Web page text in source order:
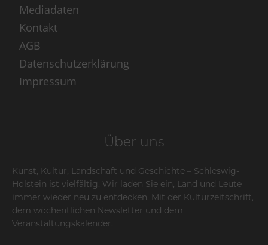
Mediadaten
Kontakt
AGB
Datenschutzerklärung
Impressum
Über uns
Kunst, Kultur, Landschaft und Geschichte – Schleswig-
Holstein ist vielfältig. Wir laden Sie ein, Land und Leute
immer wieder neu zu entdecken. Mit der Kulturzeitschrift,
dem wöchentlichen Newsletter und dem
Veranstaltungskalender.